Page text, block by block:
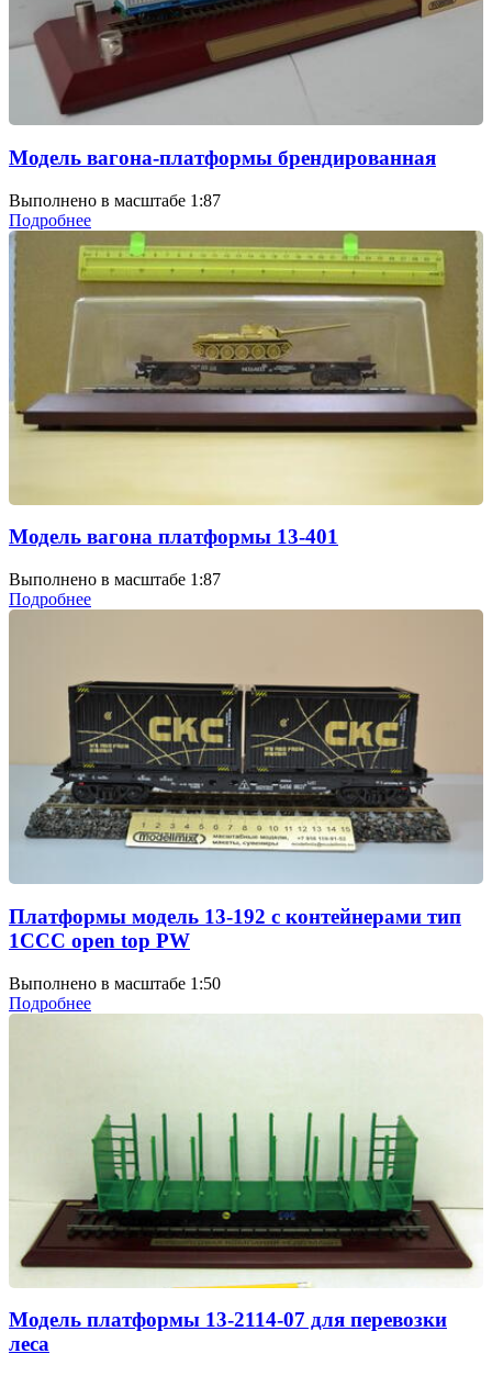
Модель вагона-платформы брендированная
Выполнено в масштабе 1:87
Подробнее
Модель вагона платформы 13-401
Выполнено в масштабе 1:87
Подробнее
Платформы модель 13-192 с контейнерами тип
1ССС open top PW
Выполнено в масштабе 1:50
Подробнее
Модель платформы 13-2114-07 для перевозки
леса